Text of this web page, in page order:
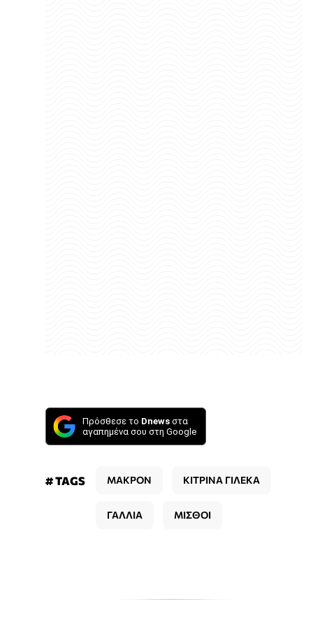
Πρόσθεσε το Dnews στα
αγαπημένα σου στη Google
# TAGS ΜΑΚΡΟΝ ΚΙΤΡΙΝΑ ΓΙΛΕΚΑ
ΓΑΛΛΙΑ ΜΙΣΘΟΙ